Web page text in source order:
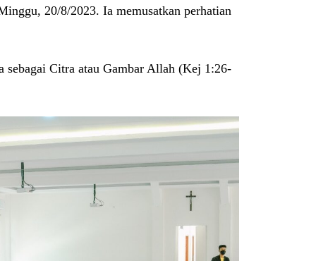
20/8/2023. Ia memusatkan perhatian
sebagai Citra atau Gambar Allah (Kej 1:26-